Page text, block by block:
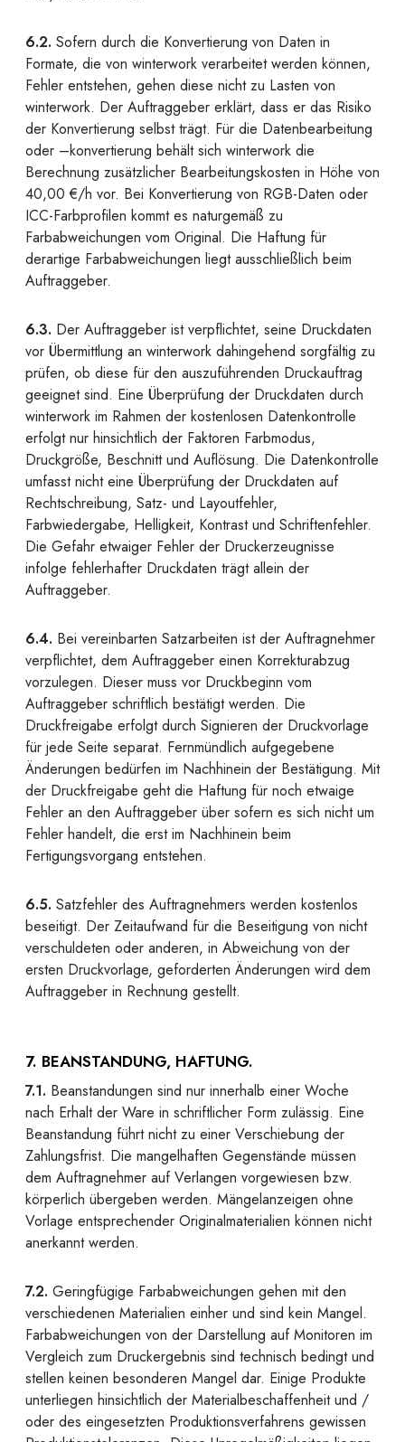
6.2. Sofern durch die Konvertierung von Daten in
Formate, die von winterwork verarbeitet werden können,
Fehler entstehen, gehen diese nicht zu Lasten von
winterwork. Der Auftraggeber erklärt, dass er das Risiko
der Konvertierung selbst trägt. Für die Datenbearbeitung
oder –konvertierung behält sich winterwork die
Berechnung zusätzlicher Bearbeitungskosten in Höhe von
40,00 €/h vor. Bei Konvertierung von RGB-Daten oder
ICC-Farbprofilen kommt es naturgemäß zu
Farbabweichungen vom Original. Die Haftung für
derartige Farbabweichungen liegt ausschließlich beim
Auftraggeber.
6.3. Der Auftraggeber ist verpflichtet, seine Druckdaten
vor Übermittlung an winterwork dahingehend sorgfältig zu
prüfen, ob diese für den auszuführenden Druckauftrag
geeignet sind. Eine Überprüfung der Druckdaten durch
winterwork im Rahmen der kostenlosen Datenkontrolle
erfolgt nur hinsichtlich der Faktoren Farbmodus,
Druckgröße, Beschnitt und Auflösung. Die Datenkontrolle
umfasst nicht eine Überprüfung der Druckdaten auf
Rechtschreibung, Satz- und Layoutfehler,
Farbwiedergabe, Helligkeit, Kontrast und Schriftenfehler.
Die Gefahr etwaiger Fehler der Druckerzeugnisse
infolge fehlerhafter Druckdaten trägt allein der
Auftraggeber.
6.4. Bei vereinbarten Satzarbeiten ist der Auftragnehmer
verpflichtet, dem Auftraggeber einen Korrekturabzug
vorzulegen. Dieser muss vor Druckbeginn vom
Auftraggeber schriftlich bestätigt werden. Die
Druckfreigabe erfolgt durch Signieren der Druckvorlage
für jede Seite separat. Fernmündlich aufgegebene
Änderungen bedürfen im Nachhinein der Bestätigung. Mit
der Druckfreigabe geht die Haftung für noch etwaige
Fehler an den Auftraggeber über sofern es sich nicht um
Fehler handelt, die erst im Nachhinein beim
Fertigungsvorgang entstehen.
6.5. Satzfehler des Auftragnehmers werden kostenlos
beseitigt. Der Zeitaufwand für die Beseitigung von nicht
verschuldeten oder anderen, in Abweichung von der
ersten Druckvorlage, geforderten Änderungen wird dem
Auftraggeber in Rechnung gestellt.
7. BEANSTANDUNG, HAFTUNG.
7.1. Beanstandungen sind nur innerhalb einer Woche
nach Erhalt der Ware in schriftlicher Form zulässig. Eine
Beanstandung führt nicht zu einer Verschiebung der
Zahlungsfrist. Die mangelhaften Gegenstände müssen
dem Auftragnehmer auf Verlangen vorgewiesen bzw.
körperlich übergeben werden. Mängelanzeigen ohne
Vorlage entsprechender Originalmaterialien können nicht
anerkannt werden.
7.2. Geringfügige Farbabweichungen gehen mit den
verschiedenen Materialien einher und sind kein Mangel.
Farbabweichungen von der Darstellung auf Monitoren im
Vergleich zum Druckergebnis sind technisch bedingt und
stellen keinen besonderen Mangel dar. Einige Produkte
unterliegen hinsichtlich der Materialbeschaffenheit und /
oder des eingesetzten Produktionsverfahrens gewissen